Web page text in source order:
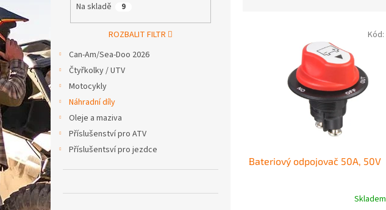
Na skladě 9
ROZBALIT FILTR
Can-Am/Sea-Doo 2026
Čtyřkolky / UTV
Motocykly
Náhradní díly
Oleje a maziva
Příslušenství pro ATV
Příslušentsví pro jezdce
Bateriový odpojovač 50A, 50V
Skladem
Kód: